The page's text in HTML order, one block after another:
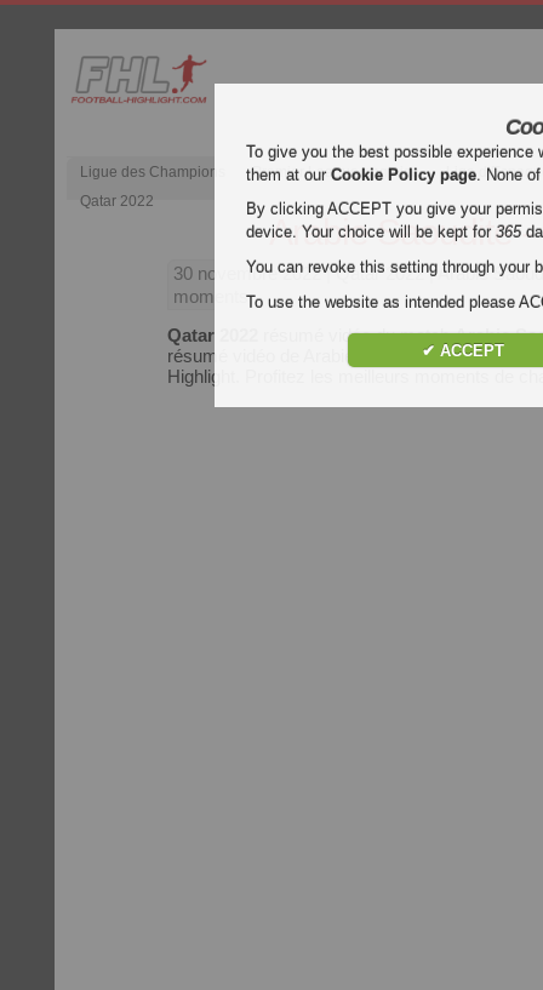
Ligue des Champions Premier League anglaise
Liga
Qatar 2022
Arabie Saoudite
30 novembre 2022| Qatar 2022 | Arabie
moments
Qatar 2022
résumé vidéo du matchArabie
résumé vidéo de Arabie Saoudite - Mexique
Highlight. Profitez les meilleurs moments de
To give you the best possible
them at ourCookie Policy page. None
By clicking ACCEPT you give your
device. Your choice will be kept for365
You can revoke this setting through your
To use the website as intended please
✔ ACCEPT